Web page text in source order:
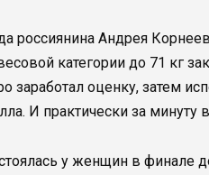
россиянина Андрея
категории до 71 кг
заработал оценку, затем
И практически за минуту
у женщин в финале